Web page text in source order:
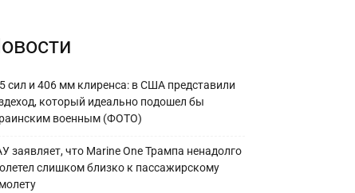
сил и 406 мм клиренса: в США представили
который идеально подошел бы
военным (ФОТО)
заявляет, что Marine One Трампа ненадолго
слишком близко к пассажирскому